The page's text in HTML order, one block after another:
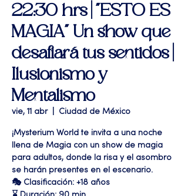
22:30 hrs | "ESTO ES
MAGIA" Un show que
desafiará tus sentidos |
Ilusionismo y
Mentalismo
vie, 11 abr
  |
Ciudad de México
¡Mysterium World te invita a una noche
llena de Magia con un show de magia
para adultos, donde la risa y el asombro
se harán presentes en el escenario.
🎭 Clasificación: +18 años